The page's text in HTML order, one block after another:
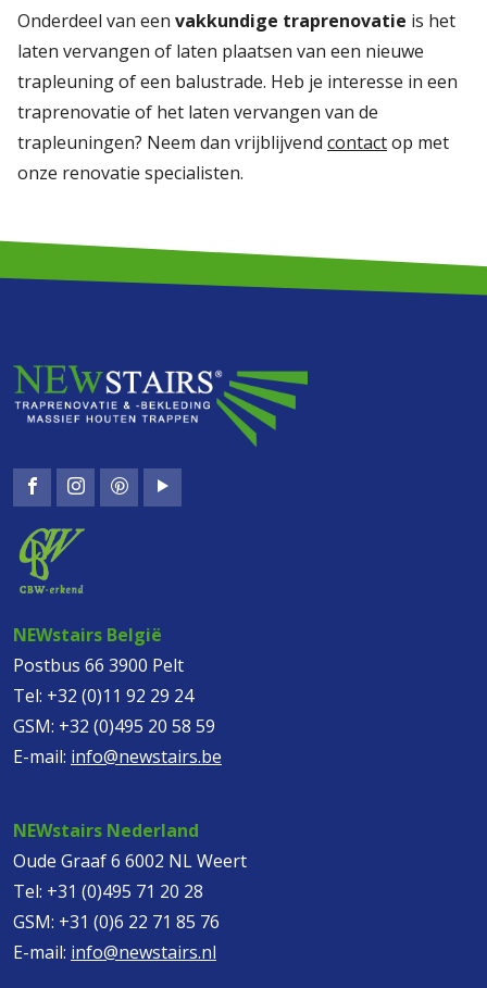
Onderdeel van een vakkundige traprenovatie is het
laten vervangen of laten plaatsen van een nieuwe
trapleuning of een balustrade. Heb je interesse in een
traprenovatie of het laten vervangen van de
trapleuningen? Neem dan vrijblijvend contactop met
onze renovatie specialisten.
NEWstairs België
Postbus 66 3900 Pelt
Tel: +32 (0)11 92 29 24
GSM: +32 (0)495 20 58 59
E-mail: info@newstairs.be
NEWstairs Nederland
Oude Graaf 6 6002 NL Weert
Tel: +31 (0)495 71 20 28
GSM: +31 (0)6 22 71 85 76
E-mail: info@newstairs.nl